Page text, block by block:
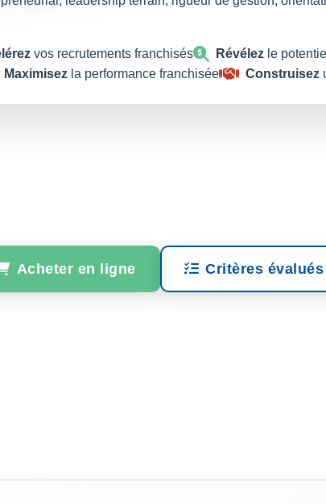
vos recrutements franchisés Révélez le
Maximisez la performance franchisée Construisez
Acheter en ligne Critères évalués